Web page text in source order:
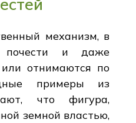
механизм, в
почести и даже
отнимаются по
примеры из
что фигура,
земной властью,